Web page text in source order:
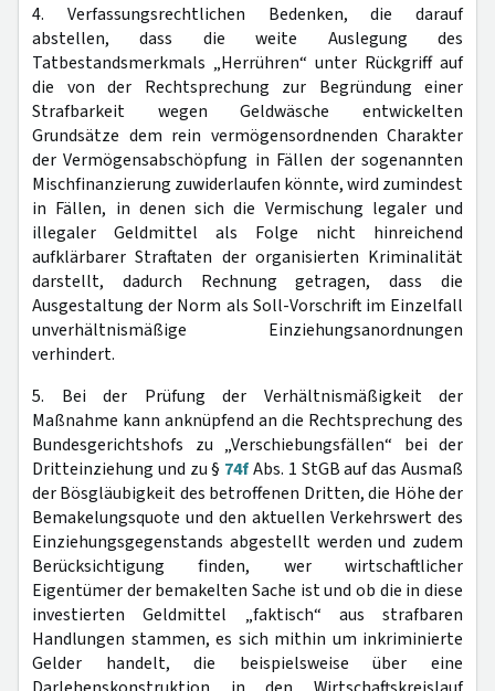
4. Verfassungsrechtlichen Bedenken, die darauf
abstellen, dass die weite Auslegung des
Tatbestandsmerkmals „Herrühren“ unter Rückgriff auf
die von der Rechtsprechung zur Begründung einer
Strafbarkeit wegen Geldwäsche entwickelten
Grundsätze dem rein vermögensordnenden Charakter
der Vermögensabschöpfung in Fällen der sogenannten
Mischfinanzierung zuwiderlaufen könnte, wird zumindest
in Fällen, in denen sich die Vermischung legaler und
illegaler Geldmittel als Folge nicht hinreichend
aufklärbarer Straftaten der organisierten Kriminalität
darstellt, dadurch Rechnung getragen, dass die
Ausgestaltung der Norm als Soll-Vorschrift im Einzelfall
unverhältnismäßige Einziehungsanordnungen
verhindert.
5. Bei der Prüfung der Verhältnismäßigkeit der
Maßnahme kann anknüpfend an die Rechtsprechung des
Bundesgerichtshofs zu „Verschiebungsfällen“ bei der
Dritteinziehung und zu § 74fAbs. 1 StGB auf das Ausmaß
der Bösgläubigkeit des betroffenen Dritten, die Höhe der
Bemakelungsquote und den aktuellen Verkehrswert des
Einziehungsgegenstands abgestellt werden und zudem
Berücksichtigung finden, wer wirtschaftlicher
Eigentümer der bemakelten Sache ist und ob die in diese
investierten Geldmittel „faktisch“ aus strafbaren
Handlungen stammen, es sich mithin um inkriminierte
Gelder handelt, die beispielsweise über eine